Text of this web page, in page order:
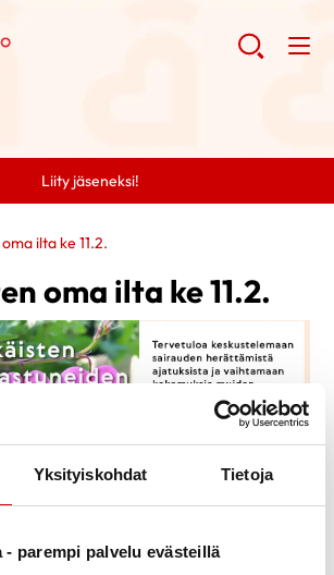
Yksityiskohdat Tietoja
- parempi palvelu evästeillä
Liity jäseneksi!
ilta ke 11.2.
oma ilta ke 11.2.